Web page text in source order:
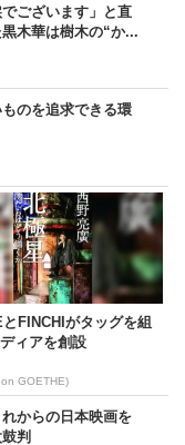
ございます」と直
木華は樹木の“か...
ものを追求できる環
FINCHIがタッグを組
ィアを創設
GOETHE)
からの日本映画を
判